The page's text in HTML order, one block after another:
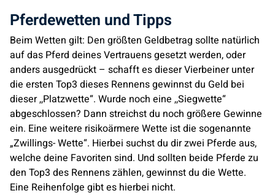
Pferdewetten und Tipps
Beim Wetten gilt: Den größten Geldbetrag sollte natürlich
auf das Pferd deines Vertrauens gesetzt werden, oder
anders ausgedrückt – schafft es dieser Vierbeiner unter
die ersten Top3 dieses Rennens gewinnst du Geld bei
dieser ,,Platzwette“. Wurde noch eine ,,Siegwette“
abgeschlossen? Dann streichst du noch größere Gewinne
ein. Eine weitere risikoärmere Wette ist die sogenannte
„Zwillings- Wette“. Hierbei suchst du dir zwei Pferde aus,
welche deine Favoriten sind. Und sollten beide Pferde zu
den Top3 des Rennens zählen, gewinnst du die Wette.
Eine Reihenfolge gibt es hierbei nicht.